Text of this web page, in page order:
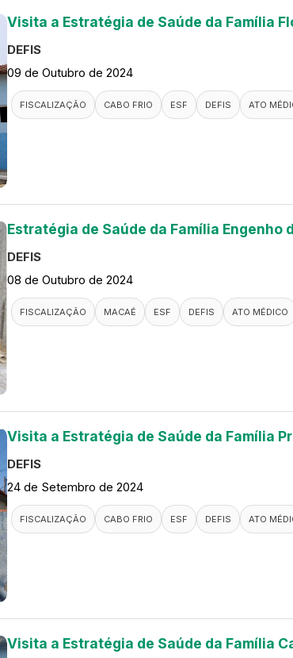
Visita a Estratégia de Saúde da Família
DEFIS
09 de Outubro de 2024
FISCALIZAÇÃO CABO FRIO ESF DEFIS ATO
Estratégia de Saúde da Família Engenho
DEFIS
08 de Outubro de 2024
FISCALIZAÇÃO MACAÉ ESF DEFIS ATO MÉDICO
Visita a Estratégia de Saúde da Família
DEFIS
24 de Setembro de 2024
FISCALIZAÇÃO CABO FRIO ESF DEFIS ATO
Visita a Estratégia de Saúde da Família